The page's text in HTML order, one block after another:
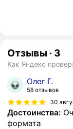
Отзывы · 3
Как Яндекс
Олег Г.
58 отзывов
30
Достоинства:
формата